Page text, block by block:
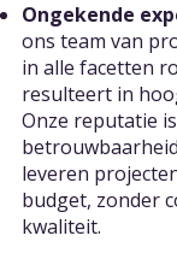
Ongekende
ons team van
in alle facetten
resulteert in
Onze reputatie
leveren
budget, zonder
kwaliteit.